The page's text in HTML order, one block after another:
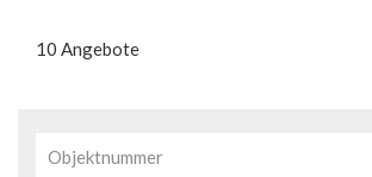
10 Angebote